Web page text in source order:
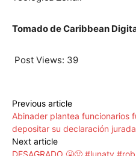
Tomado de Caribbean
Post Views: 39
Previous article
Abinader plantea funcionarios
depositar su declaración
Next article